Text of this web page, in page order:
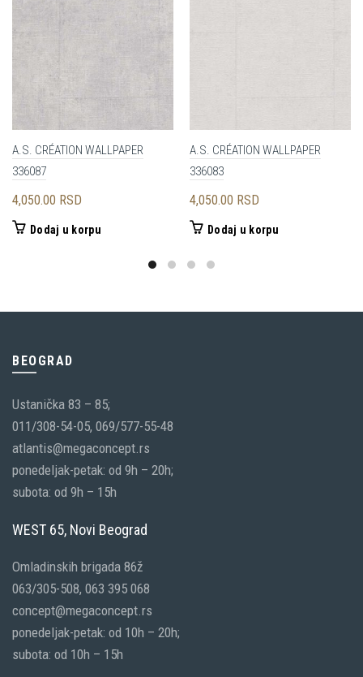
A.S. CRÉATION WALLPAPER
336087
4,050.00 RSD
Dodaj u korpu
A.S. CRÉATION WALLPAPER
336083
4,050.00 RSD
Dodaj u korpu
BEOGRAD
Ustanička 83 – 85;
011/308-54-05, 069/577-55-48
atlantis@megaconcept.rs
ponedeljak-petak: od 9h – 20h;
subota: od 9h – 15h
WEST 65, Novi Beograd
Omladinskih brigada 86ž
063/305-508, 063 395 068
concept@megaconcept.rs
ponedeljak-petak: od 10h – 20h;
subota: od 10h – 15h